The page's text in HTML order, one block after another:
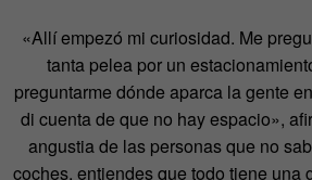
«Allí empezó mi curiosidad. Me
tanta pelea por un
preguntarme dónde aparca la gente
di cuenta de que no hay espacio»,
angustia de las personas que no
coches, entiendes que todo tiene una